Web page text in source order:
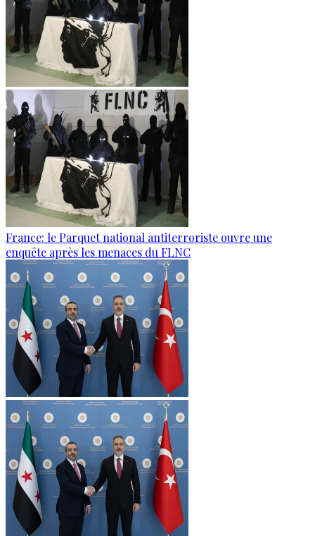
France: le Parquet national antiterroriste ouvre une
enquête après les menaces du FLNC